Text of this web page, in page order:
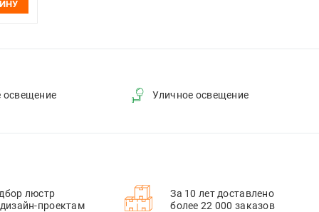
освещение Уличное освещение
люстр
проектам
За 10 лет доставлено
более 22 000 заказов